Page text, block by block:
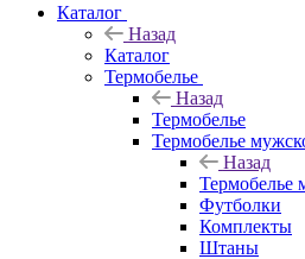
Каталог
Назад
Каталог
Термобелье
Назад
Термобелье
Термобелье
Назад
Термобелье
Футболки
Комплекты
Штаны